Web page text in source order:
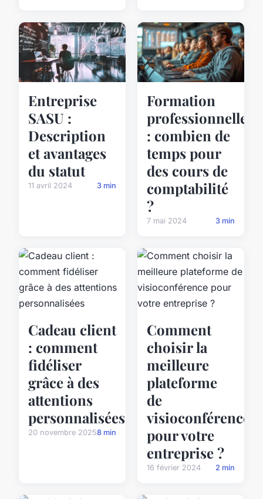
Entreprise
SASU :
Description
et avantages
du statut
11 avril 2024 3 min
Formation
professionnelle
: combien de
temps pour
des cours de
comptabilité
?
7 mai 2024 3 min
Cadeau client
: comment
fidéliser
grâce à des
attentions
personnalisées
20 novembre 20258 min
Comment
choisir la
meilleure
plateforme
de
visioconférence
pour votre
entreprise ?
16 février 2024 2 min